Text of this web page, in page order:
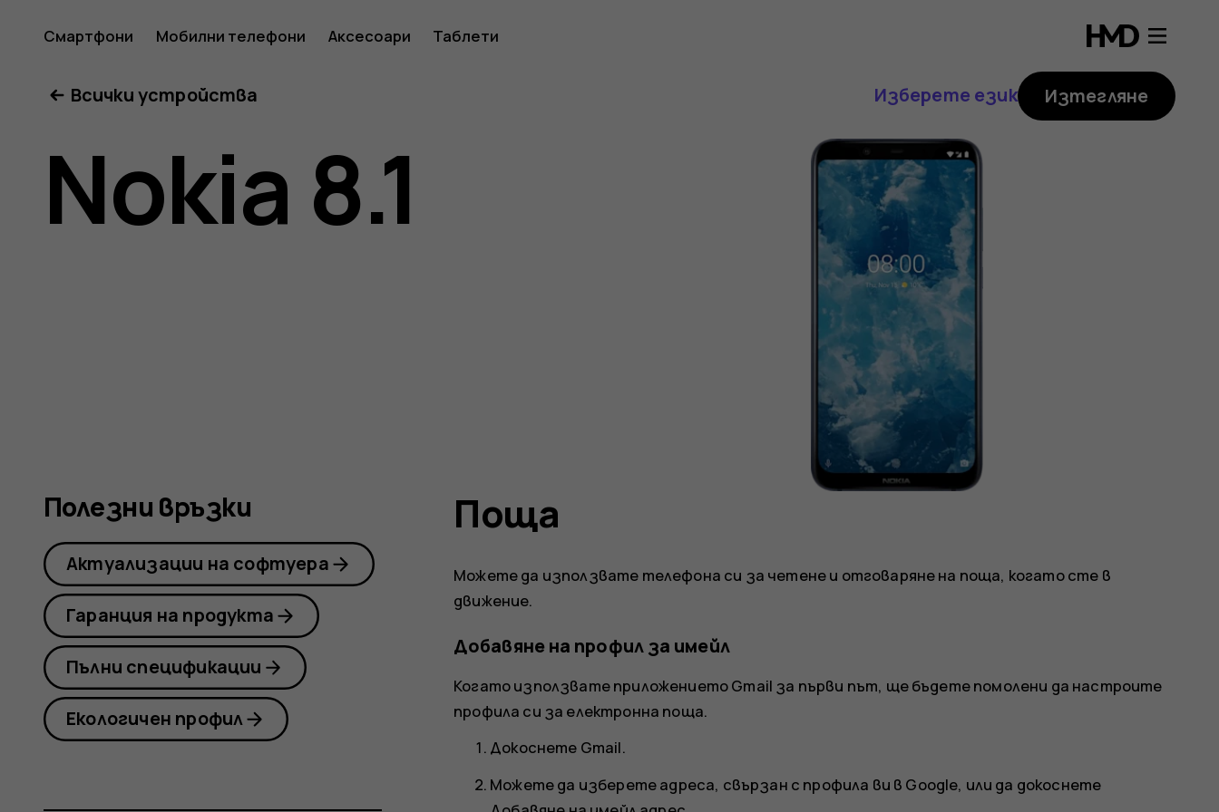
Ръководство
на
потребителя
8.1
Смартфони Мобилни телефони Аксесоари Таблети
Всички устройства Изберете език Изтегляне
Nokia 8.1
Поща
Можете да използвате телефона си за четене и отговаряне на поща, когато сте в
движение.
Добавяне на профил за имейл
Когато използвате приложението Gmail за първи път, ще бъдете помолени да настроите
профила си за електронна поща.
Докоснете Gmail.
Можете да изберете адреса, свързан с профила ви в Google, или да докоснете
Полезни връзки
Актуализации на софтуера
Гаранция на продукта
Пълни спецификации
Екологичен профил